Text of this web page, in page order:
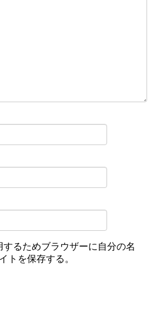
るためブラウザーに自分の名
トを保存する。